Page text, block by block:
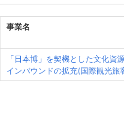
事業名
「日本博」を契機とした文化資
インバウンドの拡充(国際観光旅